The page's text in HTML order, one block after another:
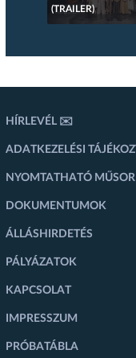
(TRAILER)
HÍRLEVÉL ✉️
ADATKEZELÉSI
NYOMTATHATÓ MŰSOR
DOKUMENTUMOK
ÁLLÁSHIRDETÉS
PÁLYÁZATOK
KAPCSOLAT
IMPRESSZUM
PRÓBATÁBLA